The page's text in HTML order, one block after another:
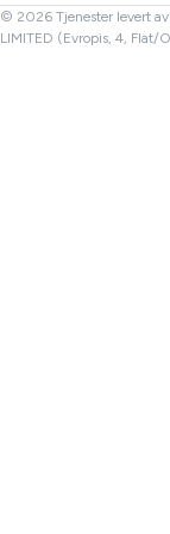
© 2026 Tjenester levert av
LIMITED (Evropis, 4, Flat/